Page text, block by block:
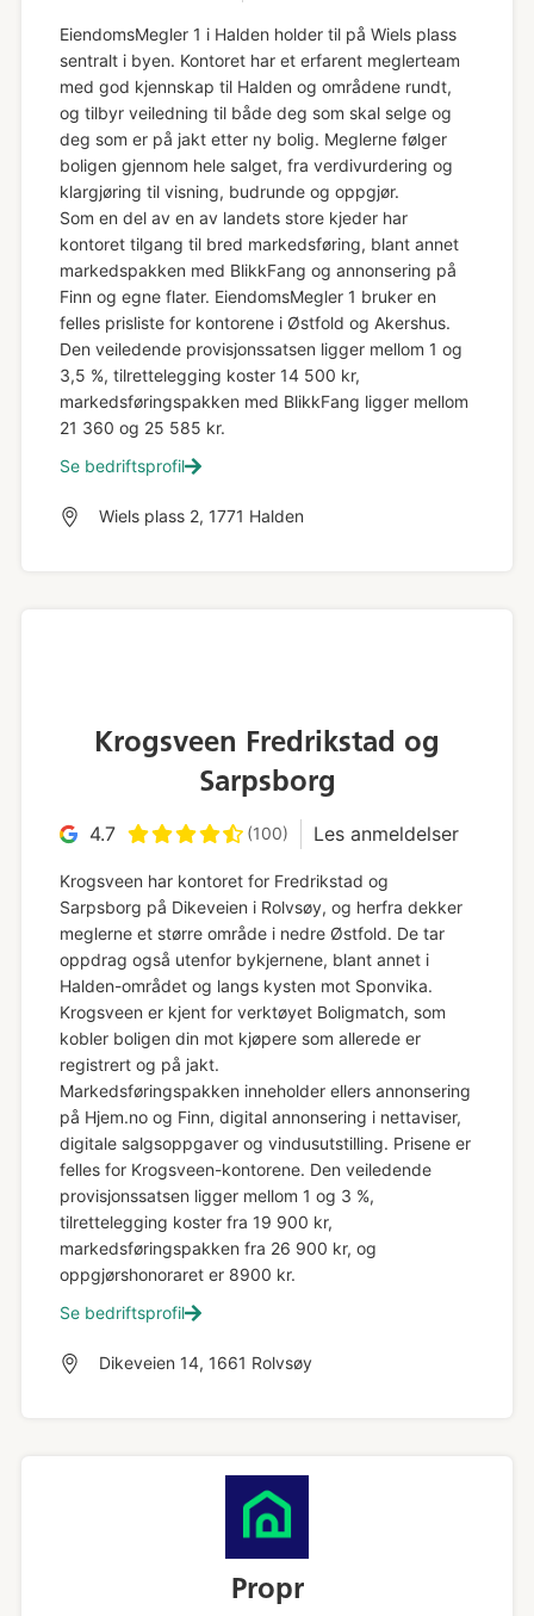
EiendomsMegler 1 i Halden holder til på Wiels plass
sentralt i byen. Kontoret har et erfarent meglerteam
med god kjennskap til Halden og områdene rundt,
og tilbyr veiledning til både deg som skal selge og
deg som er på jakt etter ny bolig. Meglerne følger
boligen gjennom hele salget, fra verdivurdering og
klargjøring til visning, budrunde og oppgjør.
Som en del av en av landets store kjeder har
kontoret tilgang til bred markedsføring, blant annet
markedspakken med BlikkFang og annonsering på
Finn og egne flater. EiendomsMegler 1 bruker en
felles prisliste for kontorene i Østfold og Akershus.
Den veiledende provisjonssatsen ligger mellom 1 og
3,5 %, tilrettelegging koster 14 500 kr,
markedsføringspakken med BlikkFang ligger mellom
21 360 og 25 585 kr.
Se bedriftsprofil
Wiels plass 2, 1771 Halden
Krogsveen Fredrikstad og
Sarpsborg
4.7 (100) Les anmeldelser
Krogsveen har kontoret for Fredrikstad og
Sarpsborg på Dikeveien i Rolvsøy, og herfra dekker
meglerne et større område i nedre Østfold. De tar
oppdrag også utenfor bykjernene, blant annet i
Halden-området og langs kysten mot Sponvika.
Krogsveen er kjent for verktøyet Boligmatch, som
kobler boligen din mot kjøpere som allerede er
registrert og på jakt.
Markedsføringspakken inneholder ellers annonsering
på Hjem.no og Finn, digital annonsering i nettaviser,
digitale salgsoppgaver og vindusutstilling. Prisene er
felles for Krogsveen-kontorene. Den veiledende
provisjonssatsen ligger mellom 1 og 3 %,
tilrettelegging koster fra 19 900 kr,
markedsføringspakken fra 26 900 kr, og
oppgjørshonoraret er 8900 kr.
Se bedriftsprofil
Dikeveien 14, 1661 Rolvsøy
Propr